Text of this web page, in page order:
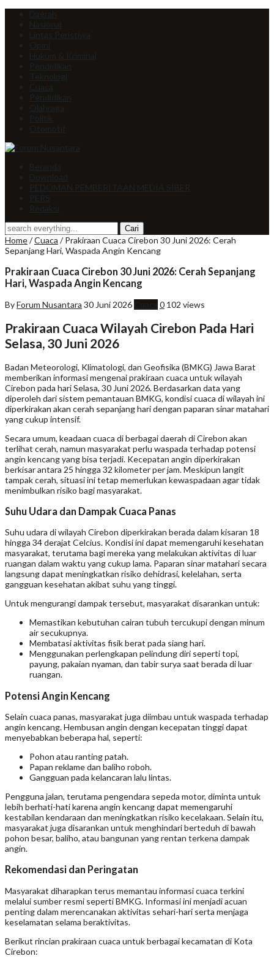
Home/Cuaca /Prakiraan Cuaca Cirebon 30 Juni 2026: Cerah
Sepanjang Hari, Waspada Angin Kencang
Prakiraan Cuaca Cirebon 30 Juni 2026: Cerah Sepanjang
Hari, Waspada Angin Kencang
ByForum Nusantara 30 Juni 2026 0 102 views
Prakiraan Cuaca Wilayah Cirebon Pada Hari
Selasa, 30 Juni 2026
Badan Meteorologi, Klimatologi, dan Geofisika (BMKG) Jawa Barat
memberikan informasi mengenai prakiraan cuaca untuk wilayah
Cirebon pada hari Selasa, 30 Juni 2026. Berdasarkan data yang
diperoleh dari sistem pemantauan BMKG, kondisi cuaca di wilayah ini
diperkirakan akan cerah sepanjang hari dengan paparan sinar matahari
yang cukup intensif.
Secara umum, keadaan cuaca di berbagai daerah di Cirebon akan
terlihat cerah, namun masyarakat perlu waspada terhadap potensi
angin kencang yang bisa terjadi. Kecepatan angin diperkirakan
berkisar antara 25 hingga 32 kilometer per jam. Meskipun langit
tampak cerah, situasi ini tetap memerlukan kewaspadaan agar tidak
menimbulkan risiko bagi masyarakat.
Suhu Udara dan Dampak Cuaca Panas
Suhu udara di wilayah Cirebon diperkirakan berada dalam kisaran 18
hingga 34 derajat Celcius. Kondisi ini dapat memengaruhi kesehatan
masyarakat, terutama bagi mereka yang melakukan aktivitas di luar
ruangan dalam waktu yang cukup lama. Paparan sinar matahari secara
langsung dapat meningkatkan risiko dehidrasi, kelelahan, serta
gangguan kesehatan akibat suhu yang tinggi.
Untuk mengurangi dampak tersebut, masyarakat disarankan untuk:
Memastikan kebutuhan cairan tubuh tercukupi dengan minum
air secukupnya.
Membatasi aktivitas fisik berat pada siang hari.
Menggunakan perlengkapan pelindung diri seperti topi,
payung, pakaian nyaman, dan tabir surya saat berada di luar
ruangan.
Potensi Angin Kencang
Selain cuaca panas, masyarakat juga diimbau untuk waspada terhadap
angin kencang. Hembusan angin dengan kecepatan tinggi dapat
menyebabkan beberapa hal, seperti:
Pohon atau ranting patah.
Papan reklame dan baliho roboh.
Gangguan pada kelancaran lalu lintas.
Pengguna jalan, terutama pengendara sepeda motor, diminta untuk
lebih berhati-hati karena angin kencang dapat memengaruhi
kestabilan kendaraan dan meningkatkan risiko kecelakaan. Selain itu,
masyarakat juga disarankan untuk menghindari berteduh di bawah
pohon besar, baliho, atau bangunan yang rentan terkena dampak
angin.
Rekomendasi dan Peringatan
Masyarakat diharapkan terus memantau informasi cuaca terkini
melalui sumber resmi seperti BMKG. Informasi ini menjadi acuan
penting dalam merencanakan aktivitas sehari-hari serta menjaga
keselamatan selama beraktivitas.
Berikut rincian prakiraan cuaca untuk berbagai kecamatan di Kota
Cirebon: